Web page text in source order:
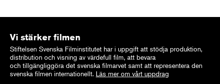
Vi stärker filmen
Stiftelsen Svenska Filminstitutet har i uppgift att stödja produktion,
distribution och visning av värdefull film, att bevara
och tillgängliggöra det svenska filmarvet samt att representera den
svenska filmen internationellt. Läs mer om vårt uppdrag